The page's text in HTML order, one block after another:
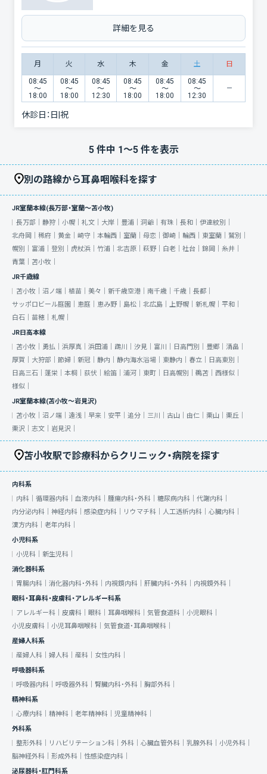
詳細を見る
月 火 水 木 金 土 日
08:45
〜
18:00
08:45
〜
18:00
08:45
〜
12:30
08:45
〜
18:00
08:45
〜
18:00
08:45
〜
12:30
休診日： 日|祝
5件中 1〜5件を表示
別の路線から耳鼻咽喉科を探す
JR室蘭本線(長万部・室蘭～苫小牧)
長万部｜ 静狩｜ 小幌｜ 礼文｜ 大岸｜ 豊浦｜ 洞爺｜ 有珠｜ 長和｜ 伊達紋別｜
北舟岡｜ 稀府｜ 黄金｜ 崎守｜ 本輪西｜ 室蘭｜ 母恋｜ 御崎｜ 輪西｜ 東室蘭｜ 鷲別｜
幌別｜ 富浦｜ 登別｜ 虎杖浜｜ 竹浦｜ 北吉原｜ 萩野｜ 白老｜ 社台｜ 錦岡｜ 糸井｜
青葉｜ 苫小牧｜
JR千歳線
苫小牧｜ 沼ノ端｜ 植苗｜ 美々｜ 新千歳空港｜ 南千歳｜ 千歳｜ 長都｜
サッポロビール庭園｜ 恵庭｜ 恵み野｜ 島松｜ 北広島｜ 上野幌｜ 新札幌｜ 平和｜
白石｜ 苗穂｜ 札幌｜
JR日高本線
苫小牧｜ 勇払｜ 浜厚真｜ 浜田浦｜ 鵡川｜ 汐見｜ 富川｜ 日高門別｜ 豊郷｜ 清畠｜
厚賀｜ 大狩部｜ 節婦｜ 新冠｜ 静内｜ 静内海水浴場｜ 東静内｜ 春立｜
日高東別｜
日高三石｜ 蓬栄｜ 本桐｜ 荻伏｜ 絵笛｜ 浦河｜ 東町｜ 日高幌別｜ 鵜苫｜ 西様似｜
様似｜
JR室蘭本線(苫小牧～岩見沢)
苫小牧｜ 沼ノ端｜ 遠浅｜ 早来｜ 安平｜ 追分｜ 三川｜ 古山｜ 由仁｜ 栗山｜ 栗丘｜
栗沢｜ 志文｜ 岩見沢｜
苫小牧駅で診療科からクリニック・病院を探す
内科系
内科｜ 循環器内科｜ 血液内科｜ 腫瘍内科・外科｜ 糖尿病内科｜ 代謝内科｜
内分泌内科｜ 神経内科｜ 感染症内科｜ リウマチ科｜ 人工透析内科｜ 心臓内科｜
漢方内科｜ 老年内科｜
小児科系
小児科｜ 新生児科｜
消化器科系
胃腸内科｜ 消化器内科・外科｜ 内視鏡内科｜ 肝臓内科・外科｜ 内視鏡外科｜
眼科・耳鼻科・皮膚科・アレルギー科系
アレルギー科｜ 皮膚科｜ 眼科｜ 耳鼻咽喉科｜ 気管食道科｜ 小児眼科｜
小児皮膚科｜ 小児耳鼻咽喉科｜ 気管食道・耳鼻咽喉科｜
産婦人科系
産婦人科｜ 婦人科｜ 産科｜ 女性内科｜
呼吸器科系
呼吸器内科｜ 呼吸器外科｜ 腎臓内科・外科｜ 胸部外科｜
精神科系
心療内科｜ 精神科｜ 老年精神科｜ 児童精神科｜
外科系
整形外科｜
リハビリテーション科｜ 外科｜ 心臓血管外科｜ 乳腺外科｜ 小児外科｜
脳神経外科｜ 形成外科｜ 性感染症内科｜
泌尿器科・肛門科系